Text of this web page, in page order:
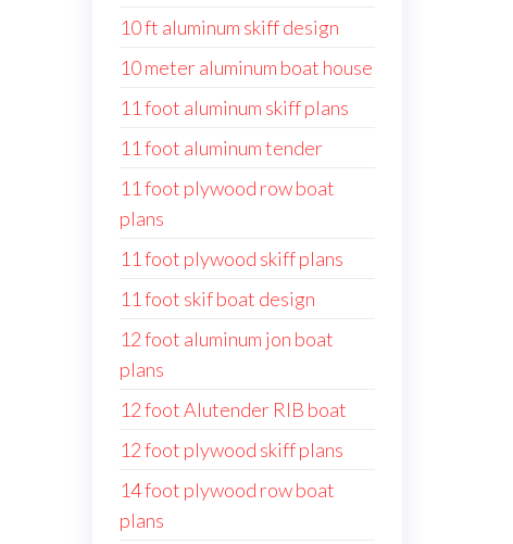
10 ft aluminum skiff design
10 meter aluminum boat house
11 foot aluminum skiff plans
11 foot aluminum tender
11 foot plywood row boat
plans
11 foot plywood skiff plans
11 foot skif boat design
12 foot aluminum jon boat
plans
12 foot Alutender RIB boat
12 foot plywood skiff plans
14 foot plywood row boat
plans